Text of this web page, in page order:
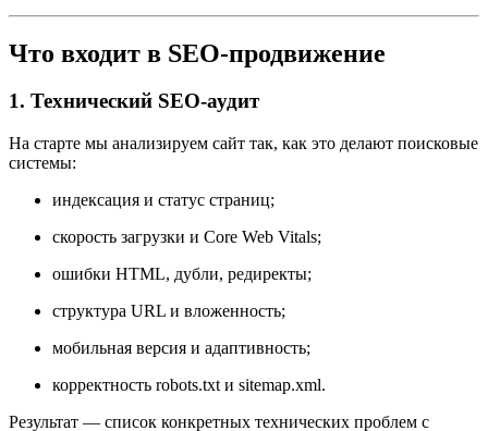
Что входит в SEO-продвижение
1. Технический SEO-аудит
На старте мы анализируем сайт так, как это делают поисковые
системы:
индексация и статус страниц;
скорость загрузки и Core Web Vitals;
ошибки HTML, дубли, редиректы;
структура URL и вложенность;
мобильная версия и адаптивность;
корректность robots.txt и sitemap.xml.
Результат — список конкретных технических проблем с